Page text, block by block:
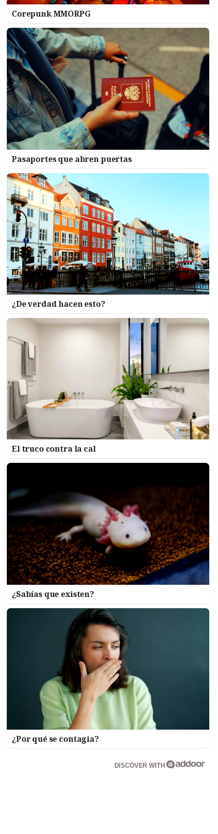
Corepunk MMORPG
Pasaportes que abren puertas
¿De verdad hacen esto?
El truco contra la cal
¿Sabías que existen?
¿Por qué se contagia?
DISCOVER WITH